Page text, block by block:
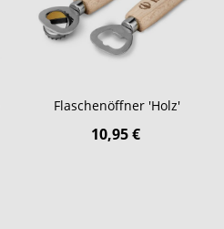
Flaschenöffner 'Holz'
10,95 €